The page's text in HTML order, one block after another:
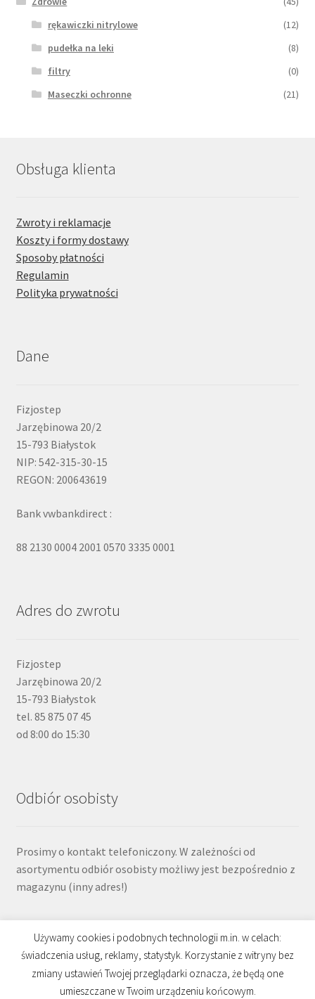
rękawiczki nitrylowe
(12)
pudełka na leki
(8)
filtry
(0)
Maseczki ochronne
(21)
Obsługa klienta
Zwroty i reklamacje
Koszty i formy dostawy
Sposoby płatności
Regulamin
Polityka prywatności
Dane
Fizjostep
Jarzębinowa 20/2
15-793 Białystok
NIP: 542-315-30-15
REGON: 200643619
Bank vwbankdirect :
88 2130 0004 2001 0570 3335 0001
Adres do zwrotu
Fizjostep
Jarzębinowa 20/2
15-793 Białystok
tel. 85 875 07 45
od 8:00 do 15:30
Odbiór osobisty
Prosimy o kontakt telefoniczony. W zależności od
asortymentu odbiór osobisty możliwy jest bezpośrednio z
magazynu (inny adres!)
© Sklep Fizjostep 2026
Polityka prywatności
Sklep Fizjostep.
Używamy cookies i podobnych technologii m.in. w celach:
świadczenia usług, reklamy, statystyk. Korzystanie z witryny bez
zmiany ustawień Twojej przeglądarki oznacza, że będą one
umieszczane w Twoim urządzeniu końcowym.